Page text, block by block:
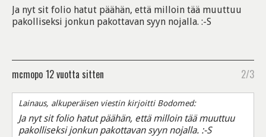
Ja nyt sit folio hatut päähän, että milloin tää muuttuu
pakolliseksi jonkun pakottavan syyn nojalla. :-S
mcmopo 12 vuotta sitten 2/3
Lainaus, alkuperäisen viestin kirjoitti Bodomed:
Ja nyt sit folio hatut päähän, että milloin tää muuttuu
pakolliseksi jonkun pakottavan syyn nojalla. :-S